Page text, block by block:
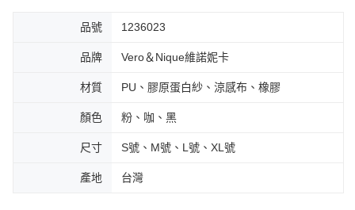
品號 1236023
品牌 Vero＆Nique維諾妮卡
材質 PU、膠原蛋白紗、涼感布、橡膠
顏色 粉、咖、黑
尺寸 S號、M號、L號、XL號
產地 台灣